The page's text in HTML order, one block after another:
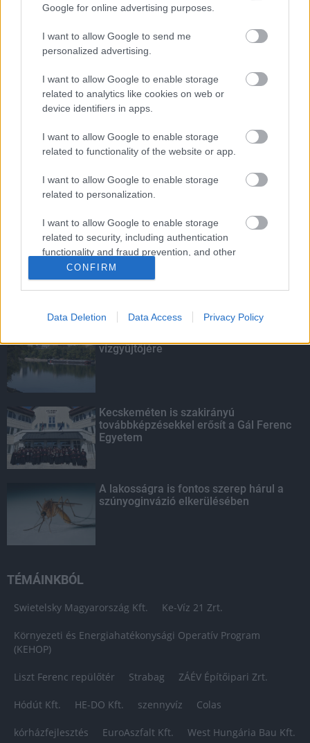
Google for online advertising purposes.
I want to allow Google to send me
personalized advertising.
I want to allow Google to enable storage
related to analytics like cookies on web or
device identifiers in apps.
I want to allow Google to enable storage
related to functionality of the website or app.
I want to allow Google to enable storage
related to personalization.
I want to allow Google to enable storage
related to security, including authentication
functionality and fraud prevention, and other
user protection.
CONFIRM
Data Deletion Data Access Privacy Policy
LEGOLVASOTTABB
Auchan
Indul a diákok pénzügyi ismereteit
erősítő Pénz7 programsorozat
Budapest-Pécs, Budapest-Szolnok:
gyorsabb és biztonságosabb lett a vasút
vízgyűjtőjére
Kecskeméten is szakirányú
továbbképzésekkel erősít a Gál Ferenc
Egyetem
A lakosságra is fontos szerep hárul a
szúnyoginvázió elkerülésében
TÉMÁINKBÓL
Swietelsky Magyarország Kft. Ke-Víz 21 Zrt.
Környezeti és Energiahatékonysági Operatív Program
(KEHOP)
Liszt Ferenc repülőtér Strabag ZÁÉV Építőipari Zrt.
Hódút Kft. HE-DO Kft. szennyvíz Colas
kórházfejlesztés EuroAszfalt Kft. West Hungária Bau Kft.